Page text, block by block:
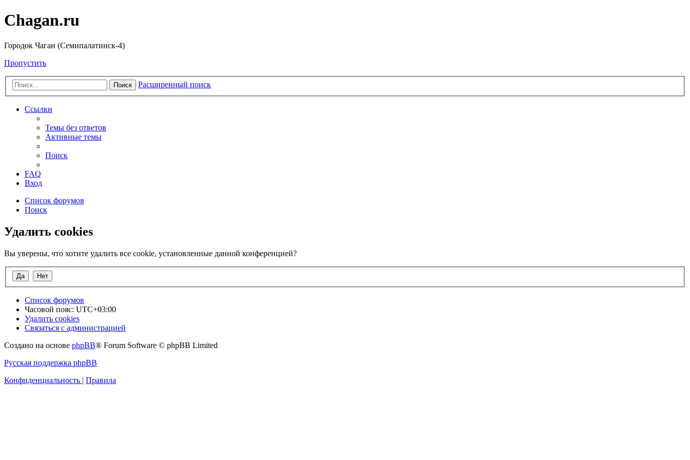
Chagan.ru
Городок Чаган (Семипалатинск-4)
Пропустить
Поиск Расширенный поиск
Ссылки
Темы без ответов
Активные темы
Поиск
FAQ
Вход
Список форумов
Поиск
Удалить cookies
Вы уверены, что хотите удалить все cookie, установленные данной конференцией?
Список форумов
Часовой пояс: UTC+03:00
Удалить cookies
Связаться с администрацией
Создано на основе phpBB® Forum Software © phpBB Limited
Русская поддержка phpBB
Конфиденциальность | Правила